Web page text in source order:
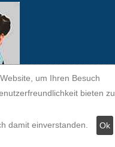
um Ihren Besuch
bieten zu
damit einverstanden.
Ok